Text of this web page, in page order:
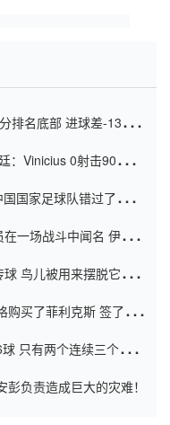
排名底部 进球差-13令人
：Vinicius 0射击90分钟
国家足球队错过了世界
一场战斗中闻名 伊万放
鸟儿被用来摆脱它
购买了菲利克斯 签了7年
只有两个连续三个连续
负责造成巨大的灾难！